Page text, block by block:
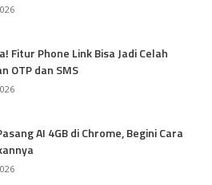
Fitur Phone Link Bisa Jadi Celah
OTP dan SMS
AI 4GB di Chrome, Begini Cara